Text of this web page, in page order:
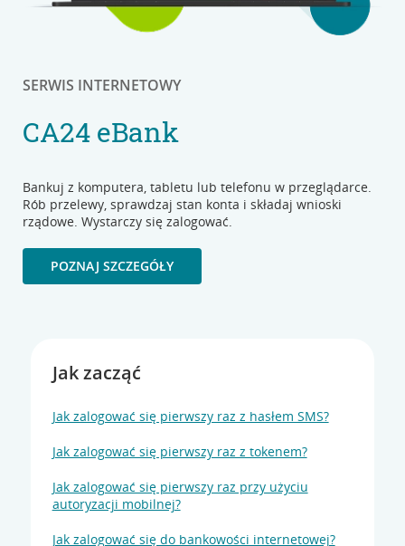
SERWIS INTERNETOWY
CA24 eBank
Bankuj z komputera, tabletu lub telefonu w przeglądarce.
Rób przelewy, sprawdzaj stan konta i składaj wnioski
rządowe. Wystarczy się zalogować.
POZNAJ SZCZEGÓŁY
Jak zacząć
Jak zalogować się pierwszy raz z hasłem SMS?
Jak zalogować się pierwszy raz z tokenem?
Jak zalogować się pierwszy raz przy użyciu
autoryzacji mobilnej?
Jak zalogować się do bankowości internetowej?